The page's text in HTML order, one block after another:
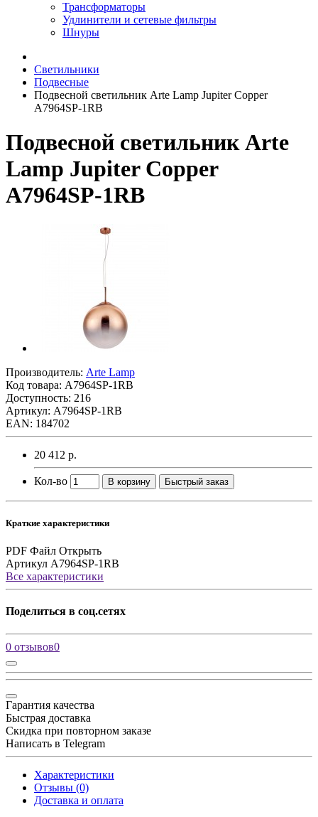
Трансформаторы
Удлинители и сетевые фильтры
Шнуры
Светильники
Подвесные
Подвесной светильник Arte Lamp Jupiter Copper
A7964SP-1RB
Подвесной светильник Arte
Lamp Jupiter Copper
A7964SP-1RB
Производитель: Arte Lamp
Код товара: A7964SP-1RB
Доступность: 216
Артикул: A7964SP-1RB
EAN: 184702
20 412 р.
Кол-во В корзину Быстрый заказ
Краткие характеристики
PDF Файл Открыть
Артикул A7964SP-1RB
Все характеристики
Поделиться в соц.сетях
0 отзывов0
Гарантия качества
Быстрая доставка
Скидка при повторном заказе
Написать в Telegram
Характеристики
Отзывы (0)
Доставка и оплата